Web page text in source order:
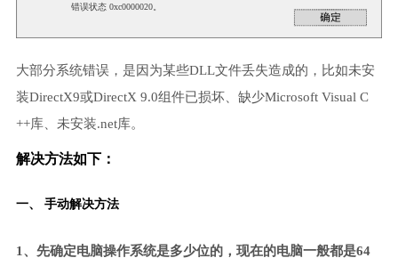
错误状态 0xc0000020。
大部分系统错误，是因为某些DLL文件丢失造成的，比如未安
装DirectX9或DirectX 9.0组件已损坏、缺少Microsoft Visual C
++库、未安装.net库。
解决方法如下：
一、 手动解决方法
1、先确定电脑操作系统是多少位的，现在的电脑一般都是64